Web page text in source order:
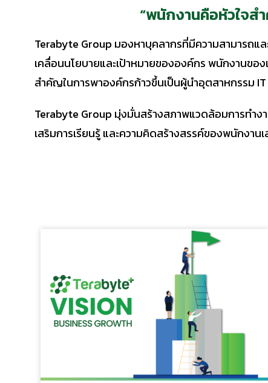
“พนักงานคือหัวใจส
Terabyte Group มองหาบุคลากรที่มีความสามารถแ
เคลื่อนนโยบายและเป้าหมายขององค์กร พนักงานของ
สำคัญในการพาองค์กรก้าวขึ้นเป็นผู้นำอุตสาหกรรม
Terabyte Group มุ่งมั่นสร้างสภาพแวดล้อมการทำง
เสริมการเรียนรู้ และความคิดสร้างสรรค์ของพนักงาน